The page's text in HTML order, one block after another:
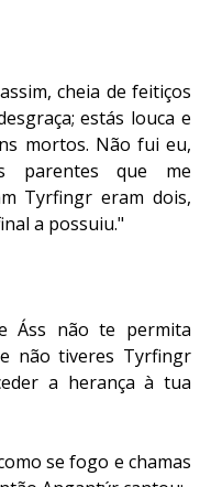
cheia de feitiços
estás louca e
mortos. Não fui eu,
parentes que me
Tyrfingr eram dois,
a possuiu."
Áss não te permita
não tiveres Tyrfingr
a herança à tua
se fogo e chamas